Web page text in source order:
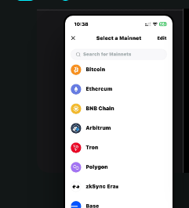
Italiano
Português (Portugal)
Bahasa Indonesia